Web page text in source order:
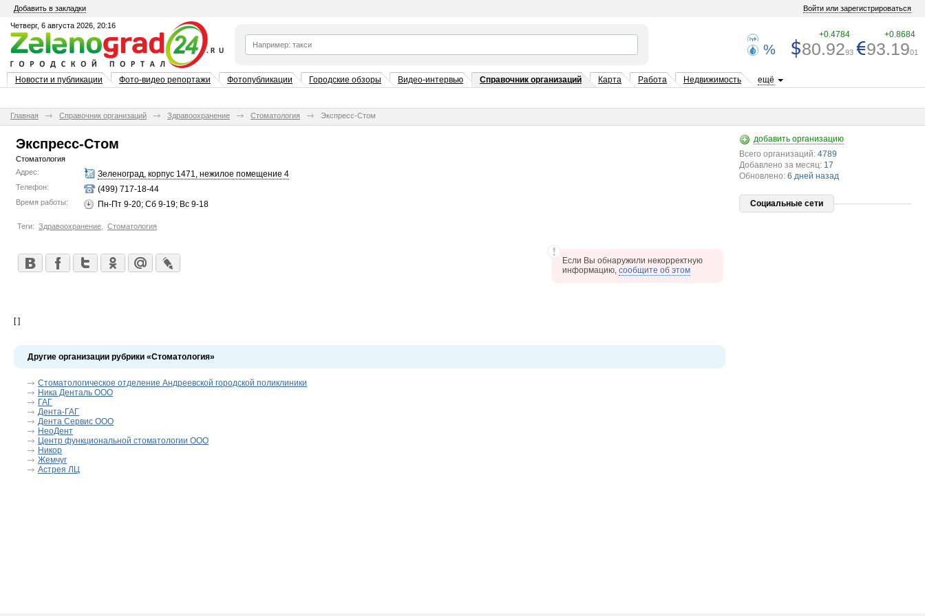
Добавить в закладки Войти или зарегистрироваться
Четверг, 6 августа 2026, 20:16
%
+0.4784 +0.8684
80.9293 93.1901
Новости и публикации Фото-видео репортажи Фотопубликации Городские обзоры Видео-интервью Справочник организаций Карта Работа Недвижимость ещё
Главная Справочник организаций Здравоохранение Стоматология Экспресс-Стом
Экспресс-Стом
Стоматология
Адрес:
Зеленоград, корпус 1471, нежилое помещение 4
Телефон: (499) 717-18-44
Время работы: Пн-Пт 9-20; Сб 9-19; Вс 9-18
Теги: Здравоохранение Стоматология
Если Вы обнаружили некорректную
информацию, сообщите об этом
[ ]
Другие организации рубрики «Стоматология»
Стоматологическое отделение Андреевской городской поликлиники
Ника Денталь ООО
ГАГ
Дента-ГАГ
Дента Сервис ООО
НеоДент
Центр функциональной стоматологии ООО
Никор
Жемчуг
Астрея ЛЦ
добавить организацию
Всего организаций: 4789
Добавлено за месяц: 17
Обновлено: 6 дней назад
Социальные сети